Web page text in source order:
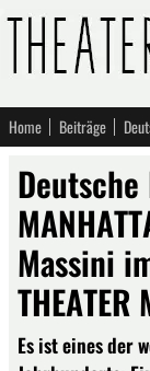
Home Beiträge
Massini
Es ist eines der